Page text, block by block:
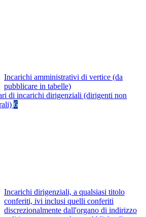
Incarichi amministrativi di vertice (da
pubblicare in tabelle)
di incarichi dirigenziali (dirigenti non
6
Incarichi dirigenziali, a qualsiasi titolo
conferiti, ivi inclusi quelli conferiti
discrezionalmente dall'organo di indirizzo